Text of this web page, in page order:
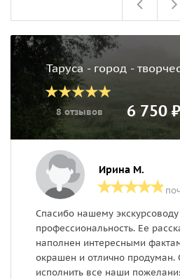
Таруса - город -
8 отзывов 6 750 ₽
Ирина М.
Спасибо нашему
профессиональность. Ее
наполнен интересными
окрашен и отлично продуман.
исполнить все наши